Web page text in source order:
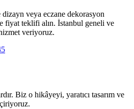
veya eczane dekorasyon
fiyat teklifi alın. İstanbul geneli ve
veriyoruz.
Biz o hikâyeyi, yaratıcı tasarım ve